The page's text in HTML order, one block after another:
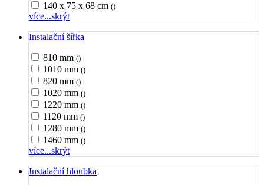
140 x 75 x 68 cm ()
více...skrýt
Instalační šířka
810 mm ()
1010 mm ()
820 mm ()
1020 mm ()
1220 mm ()
1120 mm ()
1280 mm ()
1460 mm ()
více...skrýt
Instalační hloubka